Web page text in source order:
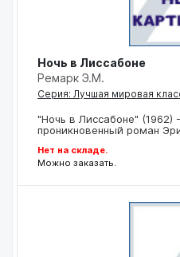
Ночь в Лиссабоне
Ремарк Э.М.
Серия: Лучшая мировая
"Ночь в Лиссабоне" (1962)
проникновенный роман
Нет на складе.
Можно заказать.